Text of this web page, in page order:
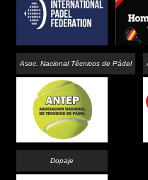
Asoc. Nacional Técnicos de Pádel
Dopaje